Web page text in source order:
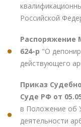
Российской
Распоряжение
624-р "О
действующего
Приказ
Суде РФ от
в Положение об
деятельности